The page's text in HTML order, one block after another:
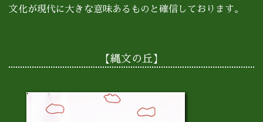
文化が現代に大きな意味あるものと確信しております。
【縄文の丘】